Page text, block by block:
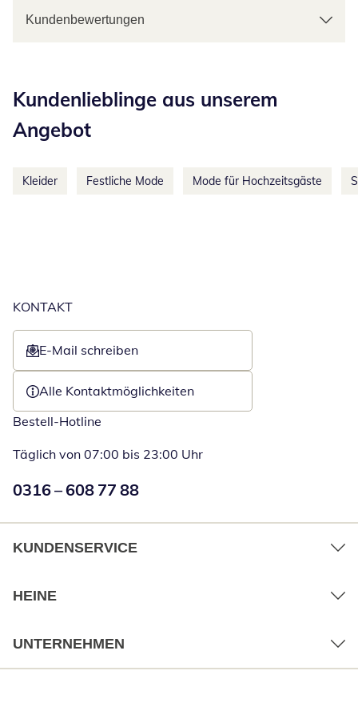
Kundenbewertungen
Kundenlieblinge aus unserem
Angebot
Kleider Festliche Mode Mode für Hochzeitsgäste
KONTAKT
E-Mail schreiben
Öffnet E-Mail-Client
Alle Kontaktmöglichkeiten
Bestell-Hotline
Täglich von 07:00 bis 23:00 Uhr
Numéro de téléphone:
0316 – 608 77 88
KUNDENSERVICE
HEINE
UNTERNEHMEN